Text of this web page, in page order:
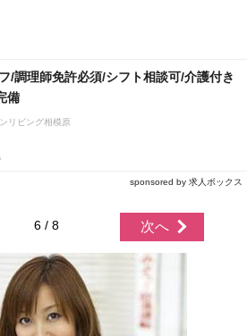
/調理師免許必須/シフト相談可/介護付き
備
リビング相模原
sponsored by 求人ボックス
6 / 8 次へ